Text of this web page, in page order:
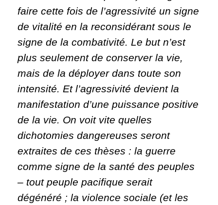
faire cette fois de l’agressivité un signe
de vitalité en la reconsidérant sous le
signe de la combativité. Le but n’est
plus seulement de conserver la vie,
mais de la déployer dans toute son
intensité. Et l’agressivité devient la
manifestation d’une puissance positive
de la vie. On voit vite quelles
dichotomies dangereuses seront
extraites de ces thèses : la guerre
comme signe de la santé des peuples
– tout peuple pacifique serait
dégénéré ; la violence sociale (et les